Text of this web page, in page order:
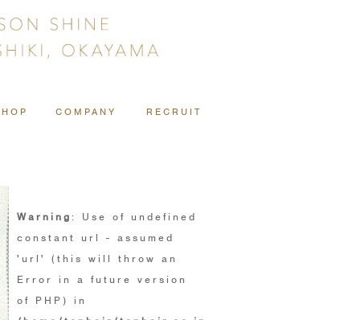
COMPANY RECRUIT
Warning : Use of undefined
constant url - assumed
'url' (this will throw an
Error in a future version
of PHP) in